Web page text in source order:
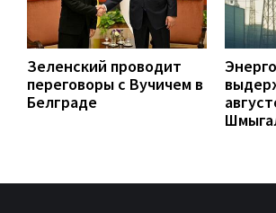
Зеленский проводит
переговоры с Вучичем в
Белграде